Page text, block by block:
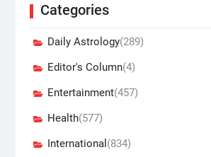
Categories
Daily Astrology(289)
Editor's Column(4)
Entertainment(457)
Health(577)
International (834)